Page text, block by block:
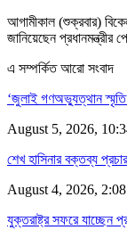
আগামীকাল (শুক্রবার)
জানিয়েছেন প্রধানমন্ত্রীর
এ সম্পর্কিত আরো সংবাদ
‘জুলাই গণঅভ্যুত্থান
August 5, 2026,
শেখ হাসিনার বক্তব্য
August 4, 2026,
যুক্তরাষ্ট্র সফরে যাচ্ছেন